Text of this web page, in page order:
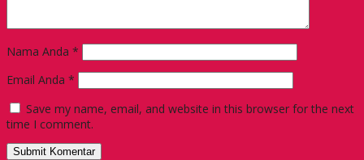
Nama Anda *
Email Anda *
Save my name, email, and website in this browser for the next
time I comment.